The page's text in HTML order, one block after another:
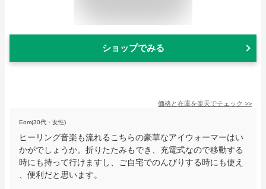
ショップでみる
価格と在庫を楽天でチェック >>
Eom(30代・女性)
ヒーリング音楽も流れるこちらの豪華なアイウォーマーはい
かがでしょうか。折りたたみもでき、充電式なので移動する
時にも持って行けますし、ご自宅でのんびりする時にも使え
、便利だと思います。